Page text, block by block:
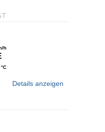
Details anzeigen